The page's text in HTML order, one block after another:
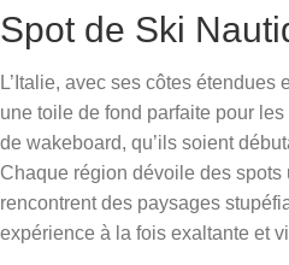
Spot de Ski
L’Italie, avec ses côtes étendues
une toile de fond parfaite pour
de wakeboard, qu’ils soient
Chaque région dévoile des
rencontrent des paysages
expérience à la fois exaltante et